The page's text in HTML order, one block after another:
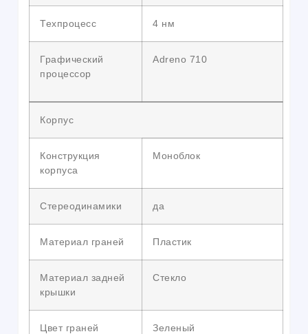
Техпроцесс 4 нм
Графический
процессор
Adreno 710
Корпус
Конструкция
корпуса
Моноблок
Стереодинамики да
Материал граней Пластик
Материал задней
крышки
Стекло
Цвет граней Зеленый